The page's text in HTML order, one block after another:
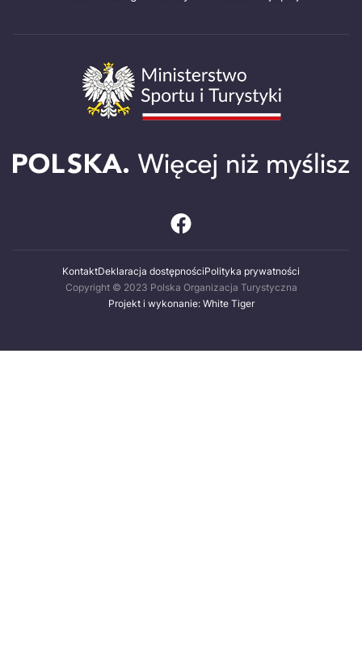
KontaktDeklaracja dostępnościPolityka prywatności
Copyright © 2023 Polska Organizacja Turystyczna
Projekt i wykonanie: White Tiger